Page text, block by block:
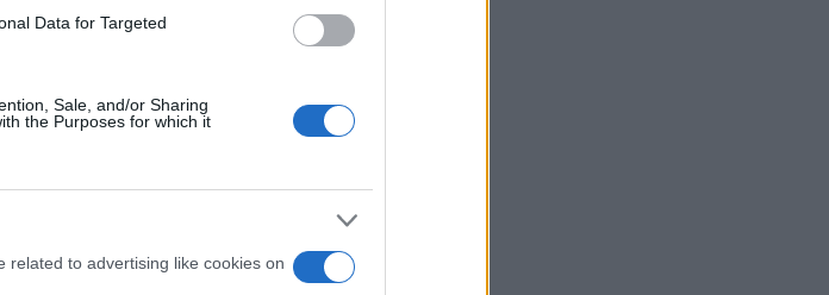
Data for Targeted
Sale, and/or Sharing
the Purposes for which it
related to advertising like cookies on